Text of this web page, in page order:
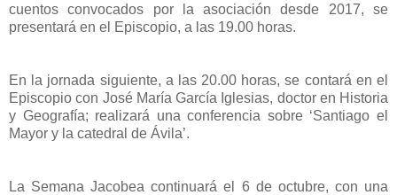
cuentos convocados por la asociación desde 2017, se
presentará en el Episcopio, a las 19.00 horas.
En la jornada siguiente, a las 20.00 horas, se contará en el
Episcopio con José María García Iglesias, doctor en Historia
y Geografía; realizará una conferencia sobre ‘Santiago el
Mayor y la catedral de Ávila’.
La Semana Jacobea continuará el 6 de octubre, con una